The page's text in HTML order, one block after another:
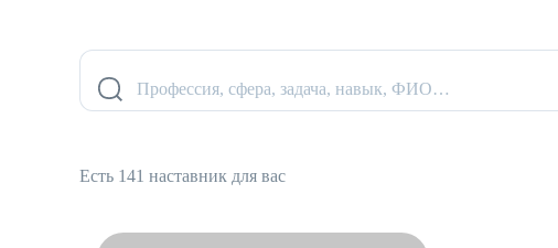
Профессия, сфера, задача, навык, ФИО…
Есть 141 наставник для вас